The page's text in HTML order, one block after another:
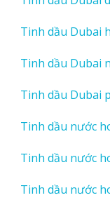
Tinh dầu Dubai
Tinh dầu Dubai
Tinh dầu Dubai
Tinh dầu nước
Tinh dầu nước
Tinh dầu nước